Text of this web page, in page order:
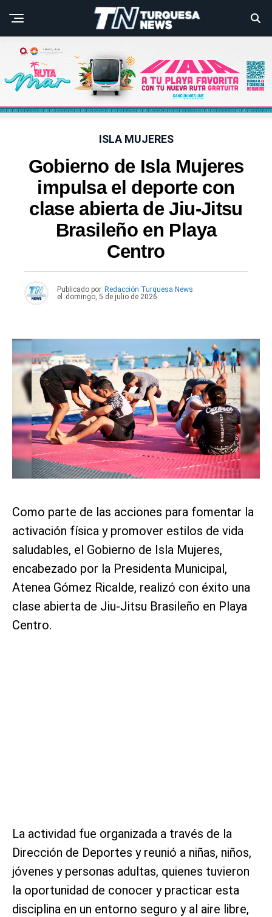
ISLA MUJERES
Gobierno de Isla Mujeres
impulsa el deporte con
clase abierta de Jiu-Jitsu
Brasileño en Playa
Centro
Publicado por Redacción Turquesa News
el
domingo, 5 de julio de 2026
Como parte de las acciones para fomentar la
activación física y promover estilos de vida
saludables, el Gobierno de Isla Mujeres,
encabezado por la Presidenta Municipal,
Atenea Gómez Ricalde, realizó con éxito una
clase abierta de Jiu-Jitsu Brasileño en Playa
Centro.
La actividad fue organizada a través de la
Dirección de Deportes y reunió a niñas, niños,
jóvenes y personas adultas, quienes tuvieron
la oportunidad de conocer y practicar esta
disciplina en un entorno seguro y al aire libre,